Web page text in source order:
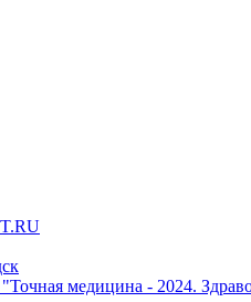
"Точная медицина - 2024.